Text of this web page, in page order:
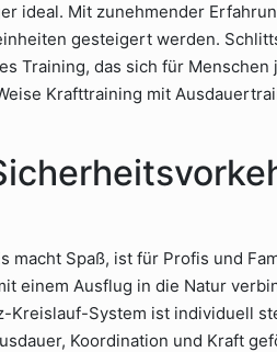
ideal. Mit zunehmender
gesteigert werden.
Training, das sich für Menschen
Krafttraining mit
Spaß, ist für Profis und
einem Ausflug in die Natur
Kreislauf-System ist individuell
Koordination und Kraft